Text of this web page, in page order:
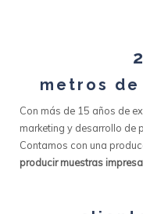
metros
Con más de 15 años de
marketing y desarrollo de
Contamos con una
producir muestras